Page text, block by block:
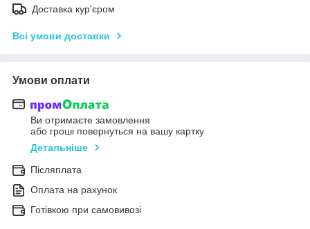
Доставка кур'єром
Всі умови доставки
Умови оплати
Ви отримаєте замовлення
або гроші повернуться на вашу картку
Детальніше
Післяплата
Оплата на рахунок
Готівкою при самовивозі